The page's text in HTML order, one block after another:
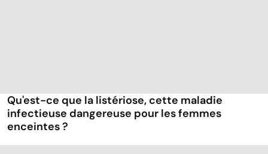
Qu'est-ce que la listériose, cette maladie
infectieuse dangereuse pour les femmes
enceintes ?